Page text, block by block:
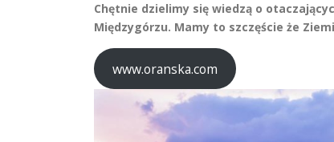
Chętnie dzielimy się wiedzą o
Międzygórzu. Mamy to szczęście że
www.oranska.com